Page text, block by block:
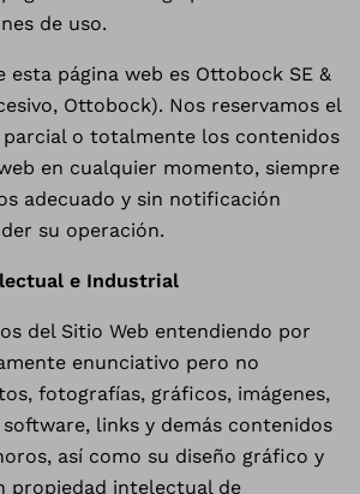
de uso.
esta página web es Ottobock SE &
Ottobock). Nos reservamos el
o totalmente los contenidos
en cualquier momento, siempre
adecuado y sin notificación
su operación.
e Industrial
del Sitio Web entendiendo por
enunciativo pero no
fotografías, gráficos, imágenes,
links y demás contenidos
así como su diseño gráfico y
propiedad intelectual de